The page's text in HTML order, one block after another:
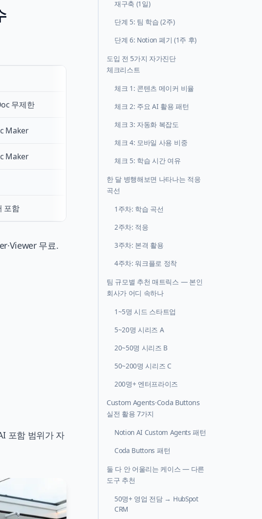
무제한
Maker
Maker
포함
무료.
포함 범위가 자
재구축 (1일)
단계 5: 팀 학습 (2주)
단계 6: Notion 폐기 (1주 후)
도입 전 5가지 자가진단
체크리스트
체크 1: 콘텐츠 메이커 비율
체크 2: 주요 AI 활용 패턴
체크 3: 자동화 복잡도
체크 4: 모바일 사용 비중
체크 5: 학습 시간 여유
한 달 병행해보면 나타나는 적응
곡선
1주차: 학습 곡선
2주차: 적응
3주차: 본격 활용
4주차: 워크플로 정착
팀 규모별 추천 매트릭스 — 본인
회사가 어디 속하나
1~5명 시드 스타트업
5~20명 시리즈 A
20~50명 시리즈 B
50~200명 시리즈 C
200명+ 엔터프라이즈
Custom Agents·Coda Buttons
실전 활용 7가지
Notion AI Custom Agents 패턴
Coda Buttons 패턴
둘 다 안 어울리는 케이스 — 다른
도구 추천
50명+ 영업 전담 → HubSpot
CRM